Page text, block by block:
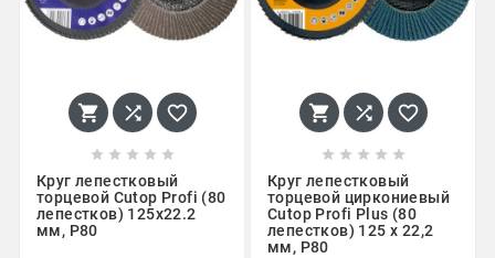
  
    
Круг лепестковый
торцевой Cutop Profi (80
лепестков) 125x22.2
мм, Р80
  
    
Круг лепестковый
торцевой циркониевый
Cutop Profi Plus (80
лепестков) 125 х 22,2
мм, Р80